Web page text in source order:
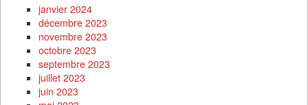
janvier 2024
décembre 2023
novembre 2023
octobre 2023
septembre 2023
juillet 2023
juin 2023